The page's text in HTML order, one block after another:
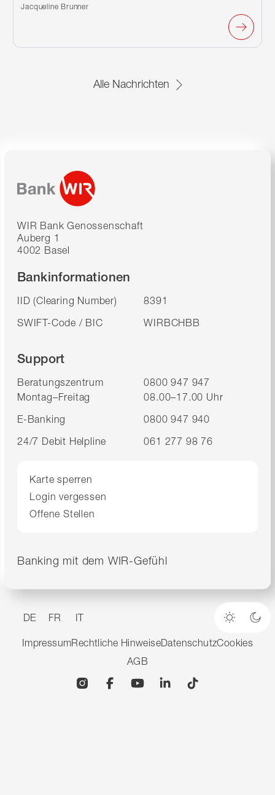
Verfasst von:
Jacqueline Brunner
Alle Nachrichten
WIR Bank Genossenschaft
Auberg 1
4002 Basel
Bankinformationen
IID (Clearing Number)
8391
SWIFT-Code / BIC
WIRBCHBB
Support
Beratungszentrum
0800 947 947
Montag–Freitag
08.00–17.00 Uhr
E-Banking
0800 947 940
24/7 Debit Helpline
061 277 98 76
Karte sperren
Login vergessen
Offene Stellen
Banking mit dem WIR-Gefühl
DE FR IT
Heller
ImpressumRechtliche HinweiseDatenschutzCookies
AGB
InstagramFacebookYouTubeLinkedin